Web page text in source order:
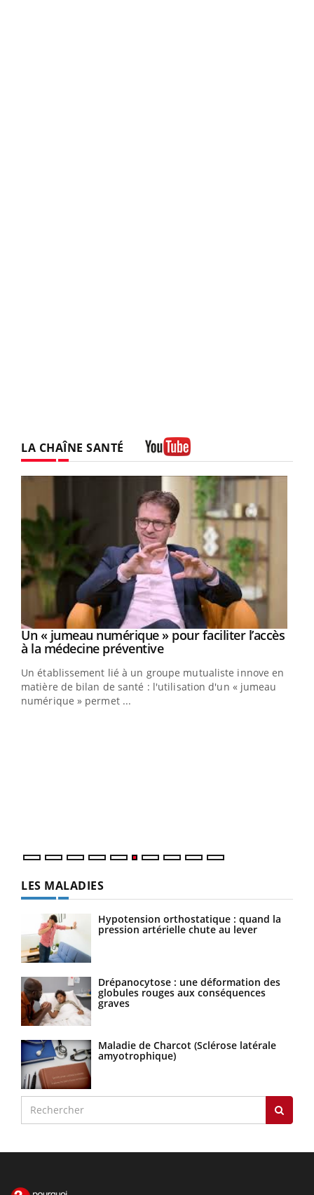
LA CHAÎNE SANTÉ
Youtube
Un « jumeau numérique » pour faciliter l’accès
à la médecine préventiveYoutube
Un établissement lié à un groupe mutualiste innove en
matière de bilan de santé : l'utilisation d'un « jumeau
numérique » permet ...
LES MALADIES
Hypotension orthostatique : quand la
pression artérielle chute au lever
Drépanocytose : une déformation des
globules rouges aux conséquences
graves
Maladie de Charcot (Sclérose latérale
amyotrophique)